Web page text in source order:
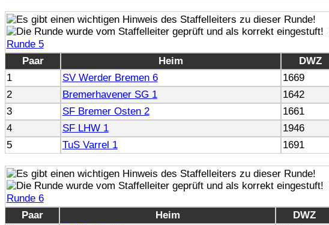
Runde 5
Paar
Heim DWZ
1
SV Werder Bremen 6 1669
2
Bremerhavener SG 1 1642
3
SF Bremer Osten 2 1661
4
SF LHW 1 1946
5
TuS Varrel 1 1691
Runde 6
Paar
Heim DWZ